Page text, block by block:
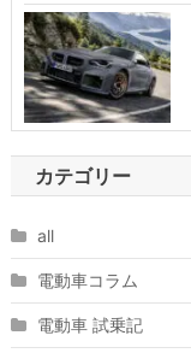
カテゴリー
all
電動車コラム
電動車 試乗記